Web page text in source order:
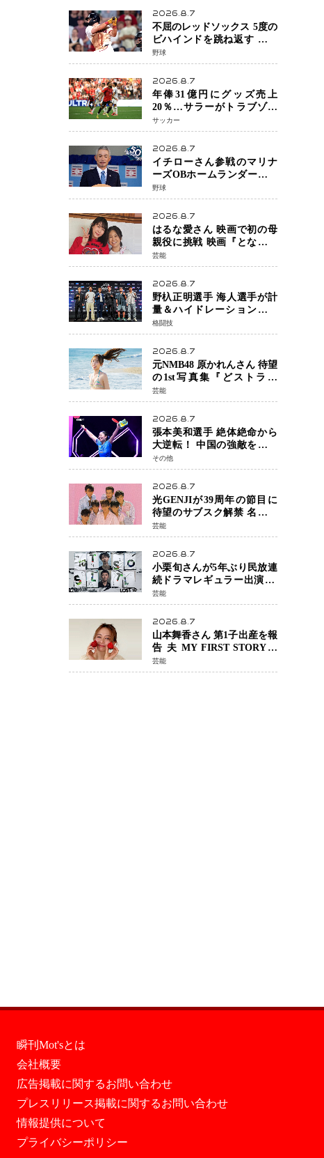
2026.8.7
不屈のレッドソックス 5度の
ビハインドを跳ね返す 延長
13回サヨナラ勝ち 吉田正尚
選手も2安打1打点で貢献 4得
点以上は驚異の28連勝
野球
2026.8.7
年俸31億円にグッズ売上
20％…サラーがトラブゾン
スポル加入 世界サッカーは
「五大リーグ一強」から新
時代へ
サッカー
2026.8.7
イチローさん参戦のマリナ
ーズOBホームランダービー
が無料生配信 北米ならで
はの“魅せる興行”に世界が
注目
野球
2026.8.7
はるな愛さん 映画で初の母
親役に挑戦 映画『となりの
とらんす少女ちゃん』11月7
日公開 未来の自分との対話
を描く注目作
芸能
2026.8.7
野杁正明選手 海人選手が計
量＆ハイドレーションテス
トをクリア「ONE
SAMURAI 2」決戦へ万全の
準備整う
格闘技
2026.8.7
元NMB48 原かれんさん 待望
の1st写真集『どストライ
ク』発売決定 バリで魅せる
25歳の新境地
芸能
2026.8.7
張本美和選手 絶体絶命から
大逆転！ 中国の強敵を撃破
しWTT横浜でベスト8進出
その他
2026.8.7
光GENJIが39周年の節目に
待望のサブスク解禁 名曲の
数々がデジタル配信へ 40周
年へ向け1年間で全作品を順
次公開
芸能
2026.8.7
小栗旬さんが5年ぶり民放連
続ドラマレギュラー出演 横
浜流星さんと初共演
『LOST10』で異色バディ結
成
芸能
2026.8.7
山本舞香さん 第1子出産を報
告 夫 MY FIRST STORYの
Hiroさんとの新たな家族生
活「母子ともに健康」
芸能
瞬刊Mot'sとは
会社概要
広告掲載に関するお問い合わせ
プレスリリース掲載に関するお問い合わせ
情報提供について
プライバシーポリシー